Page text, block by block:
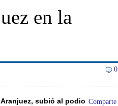
en la
0
Comparte
subió al podio